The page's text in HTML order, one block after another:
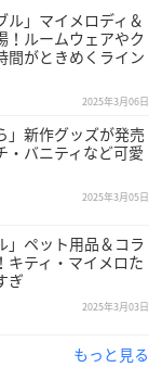
ル」マイメロディ＆
！ルームウェアやク
間がときめくライン
2025年3月06日
」新作グッズが発売
・バニティなど可愛
2025年3月05日
」ペット用品＆コラ
キティ・マイメロた
ぎ
2025年3月03日
もっと見る